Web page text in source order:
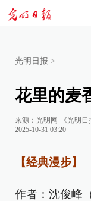
光明日报 >
花里的麦
来源： 光明网-《光明日
2025-10-31 03:20
【经典漫步】
作者：沈俊峰